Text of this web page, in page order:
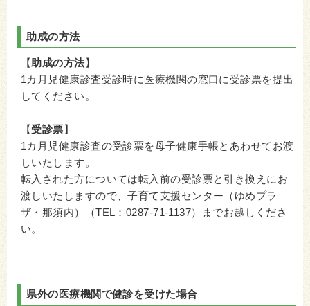
助成の方法
【 助成の方法 】
1カ月児健康診査受診時に医療機関の窓口に受診票を提出
してください。
【 受診票 】
1カ月児健康診査の受診票を母子健康手帳とあわせてお渡
しいたします。
転入された方については転入前の受診票と引き換えにお
渡しいたしますので、子育て支援センター（ゆめプラ
ザ・那須内）（TEL：0287‐71‐1137）までお越しくださ
い。
県外の医療機関で健診を受けた場合